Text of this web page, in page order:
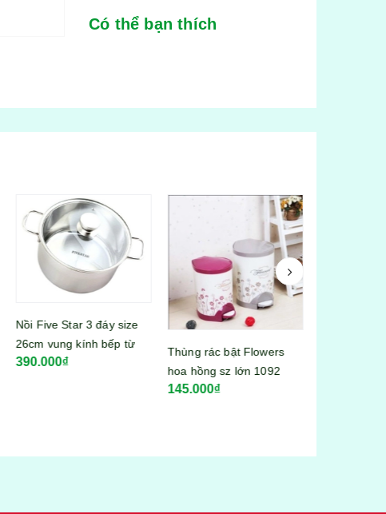
Có thể bạn thích
Nồi Five Star 3 đáy size
26cm vung kính bếp từ
FSN26IN003
390.000₫
Thùng rác bật Flowers
hoa hồng sz lớn 1092
145.000₫